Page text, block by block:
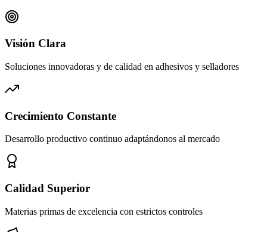
Visión Clara
Soluciones innovadoras y de calidad en adhesivos y selladores
Crecimiento Constante
Desarrollo productivo continuo adaptándonos al mercado
Calidad Superior
Materias primas de excelencia con estrictos controles